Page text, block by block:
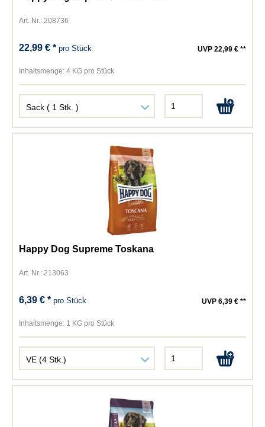
Art. Nr.: 208736
22,99 € *pro Stück UVP 22,99 € **
Inhaltsmenge: 4 KG pro Stück
Happy Dog Supreme Toskana
Art. Nr.: 213063
6,39 € *pro Stück UVP 6,39 € **
Inhaltsmenge: 1 KG pro Stück